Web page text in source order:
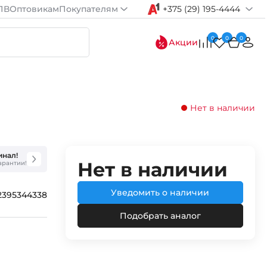
ОптовикамПокупателям +375 (29) 195-4444
Акции 0 0 0
Нет в наличии
Нет в наличии
Уведомить о наличии
Подобрать аналог